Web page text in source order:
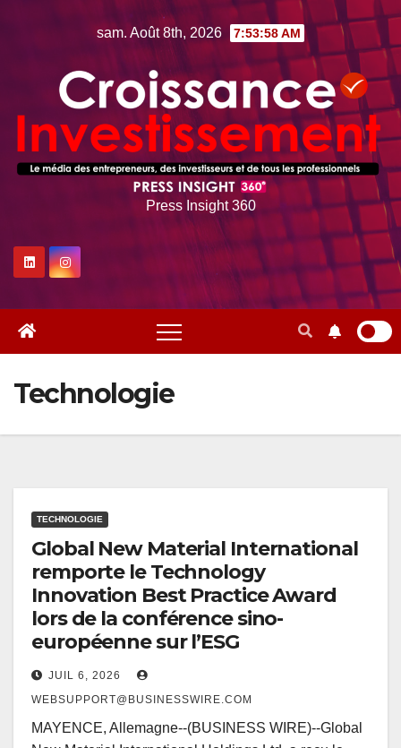
sam. Août 8th, 2026 7:53:59 AM
Press Insight 360
Technologie
TECHNOLOGIE
Global New Material International
remporte le Technology
Innovation Best Practice Award
lors de la conférence sino-
européenne sur l’ESG
JUIL 6, 2026
WEBSUPPORT@BUSINESSWIRE.COM
MAYENCE, Allemagne--(BUSINESS WIRE)--Global